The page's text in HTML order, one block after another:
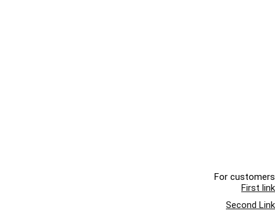
For customers
First link
Second Link